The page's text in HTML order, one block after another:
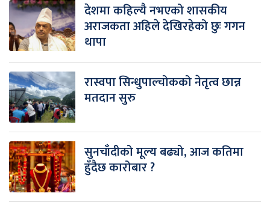
देशमा कहिल्यै नभएको शासकीय
अराजकता अहिले देखिरहेको छुः गगन
थापा
रास्वपा सिन्धुपाल्चोकको नेतृत्व छान्न
मतदान सुरु
सुनचाँदीको मूल्य बढ्यो, आज कतिमा
हुँदैछ कारोबार ?